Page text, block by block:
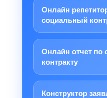
Онлайн
социальный
Онлайн отчет по
контракту
Конструктор